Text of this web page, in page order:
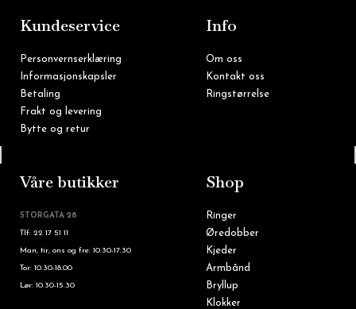
Kundeservice
Personvernserklæring
Informasjonskapsler
Betaling
Frakt og levering
Bytte og retur
Info
Om oss
Kontakt oss
Ringstørrelse
Våre butikker
STORGATA 28
Tlf: 22 17 51 11
Man, tir, ons og fre: 10.30-17.30
Tor: 10.30-18.00
Lør: 10.30-15.30
Shop
Ringer
Øredobber
Kjeder
Armbånd
Bryllup
Klokker